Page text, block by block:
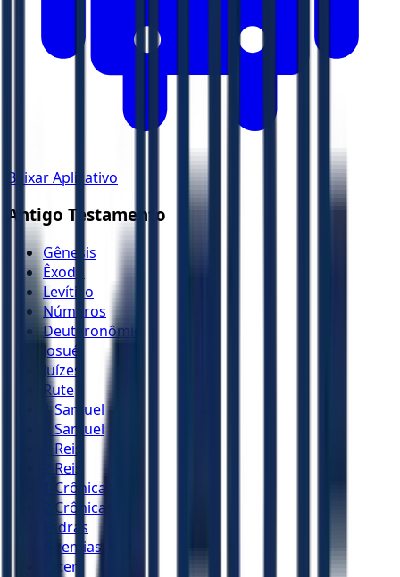
Baixar Aplicativo
Antigo Testamento
Gênesis
Êxodo
Levítico
Números
Deuteronômio
Josué
Juízes
Rute
1 Samuel
2 Samuel
1 Reis
2 Reis
1 Crônicas
2 Crônicas
Esdras
Neemias
Ester